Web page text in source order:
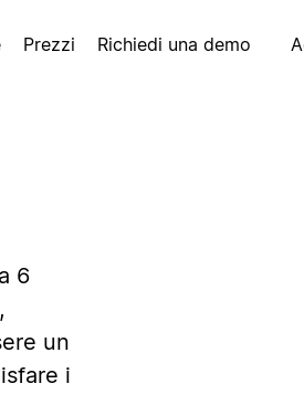
Prezzi Richiedi una demo
6
un
i